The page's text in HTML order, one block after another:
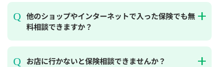
他のショップやインターネットで入った保険でも無
料相談できますか？
お店に行かないと保険相談できませんか？